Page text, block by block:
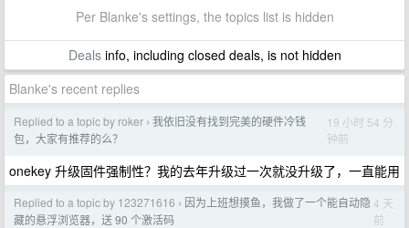
Per Blanke's settings, the topics list is hidden
Dealsinfo, including closed deals, is not hidden
Blanke's recent replies
Replied to a topic by roker › 我依旧没有找到完美的硬件冷钱
包，大家有推荐的么？
19 小时 54 分
钟前
onekey 升级固件强制性？我的去年升级过一次就没升级了，一直能用
Replied to a topic by 123271616 › 因为上班想摸鱼，我做了一个能自动隐
藏的悬浮浏览器，送 90 个激活码
4 天
前